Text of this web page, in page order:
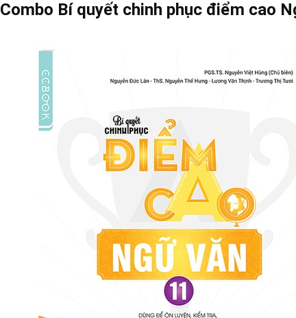
Combo Bí quyết chinh phục điểm cao